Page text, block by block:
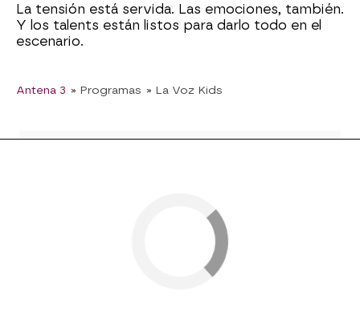
La tensión está servida. Las emociones, también.
Y los talents están listos para darlo todo en el
escenario.
Antena 3 » Programas » La Voz Kids